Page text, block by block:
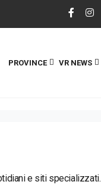
PROVINCE VR NEWS
e siti specializzati.